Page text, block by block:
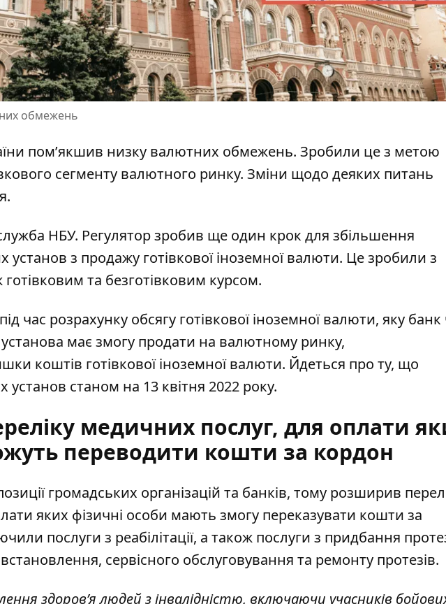
обмежень
пом’якшив низку валютних обмежень. Зробили це з метою
сегменту валютного ринку. Зміни щодо деяких питань
НБУ. Регуляторзробив ще один крок для збільшення
з продажу готівкової іноземної валюти. Це зробили з
та безготівковим курсом.
час розрахунку обсягу готівкової іноземної валюти, яку банк
має змогу продати на валютному ринку,
коштів готівкової іноземної валюти. Йдеться про ту, що
установ станом на 13 квітня 2022 року.
медичних послуг, для оплати
переводити кошти за кордон
громадських організацій та банків, тому розширив
яких фізичні особи мають змогу переказувати кошти за
послуги з реабілітації, а також послуги з придбання
сервісного обслуговування та ремонту протезів.
здоров’я людей з інвалідністю, включаючи учасників